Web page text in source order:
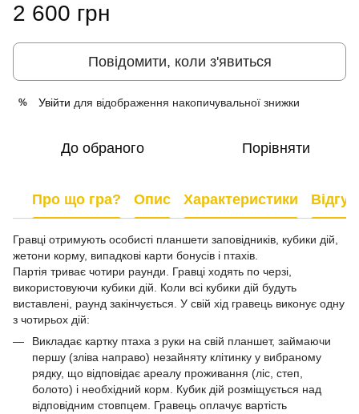
2 600 грн
Повідомити, коли з'явиться
% Увійти для відображення накопичувальної знижки
До обраного Порівняти
Про що гра? Опис Характеристики
Гравці отримують особисті планшети заповідників, кубики дій,
жетони корму, випадкові карти бонусів і птахів.
Партія триває чотири раунди. Гравці ходять по черзі,
використовуючи кубики дій. Коли всі кубики дій будуть
виставлені, раунд закінчується. У свій хід гравець виконує одну
з чотирьох дій:
Викладає картку птаха з руки на свій планшет, займаючи
першу (зліва направо) незайняту клітинку у вибраному
рядку, що відповідає ареалу проживання (ліс, степ,
болото) і необхідний корм. Кубик дій розміщується над
відповідним стовпцем. Гравець оплачує вартість